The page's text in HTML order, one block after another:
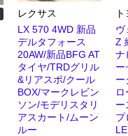
レクサス
LX 570 4WD 新品
デルタフォース
20AW/新品BFG AT
タイヤ/TRDグリル
&リアスポ/クール
BOX/マークレビン
ソン/モデリスタリ
アスカート/ムーン
ルー
ヴ
Z
ナ
ー
プ